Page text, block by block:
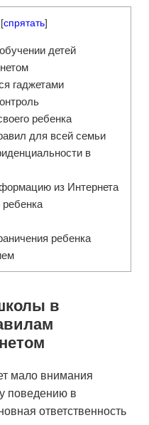
[спрятать]
детей
гаджетами
ребенка
для всей семьи
в
из Интернета
ребенка
в
мало внимания
поведению в
ответственность